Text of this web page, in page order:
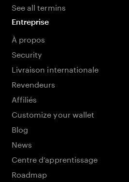
See all termins
Entreprise
À propos
Security
Livraison internationale
Revendeurs
Affiliés
Customize your wallet
Blog
News
Centre d’apprentissage
Roadmap